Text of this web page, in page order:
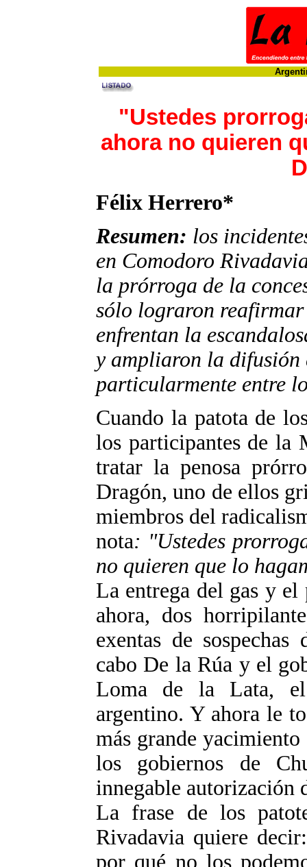
"Ustedes
ahora no quieren
Félix Herrero*
Resumen: los
en Comodoro
la prórroga de la
sólo lograron
enfrentan la
y ampliaron la difusión
particularmente entre
Cuando la patota de
los participantes de la
tratar la penosa
Dragón, uno de ellos
miembros del
nota: "Ustedes
no quieren que lo
La entrega del gas y el
ahora, dos
exentas de
cabo De la Rúa y el
Loma de la Lata, el
argentino. Y ahora le
más grande
los gobiernos de
innegable autorización
La frase de los
Rivadavia quiere
por qué no los